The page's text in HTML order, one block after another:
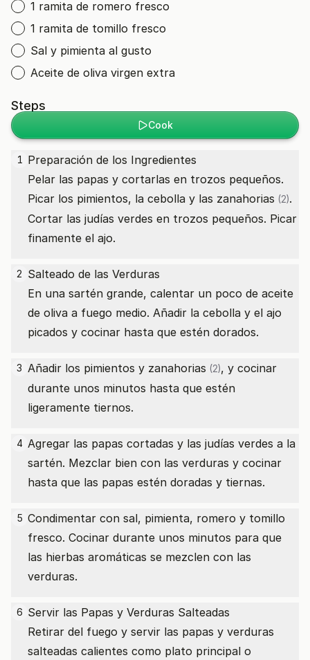
1 ramita de romero fresco
1 ramita de tomillo fresco
Sal y pimienta al gusto
Aceite de oliva virgen extra
Steps
Cook
1 Preparación de los Ingredientes
Pelar las papas y cortarlas en trozos pequeños.
Picar los pimientos, la cebolla y las zanahorias (2).
Cortar las judías verdes en trozos pequeños. Picar
finamente el ajo.
2 Salteado de las Verduras
En una sartén grande, calentar un poco de aceite
de oliva a fuego medio. Añadir la cebolla y el ajo
picados y cocinar hasta que estén dorados.
3 Añadir los pimientos y zanahorias (2), y cocinar
durante unos minutos hasta que estén
ligeramente tiernos.
4 Agregar las papas cortadas y las judías verdes a la
sartén. Mezclar bien con las verduras y cocinar
hasta que las papas estén doradas y tiernas.
5 Condimentar con sal, pimienta, romero y tomillo
fresco. Cocinar durante unos minutos para que
las hierbas aromáticas se mezclen con las
verduras.
6 Servir las Papas y Verduras Salteadas
Retirar del fuego y servir las papas y verduras
salteadas calientes como plato principal o